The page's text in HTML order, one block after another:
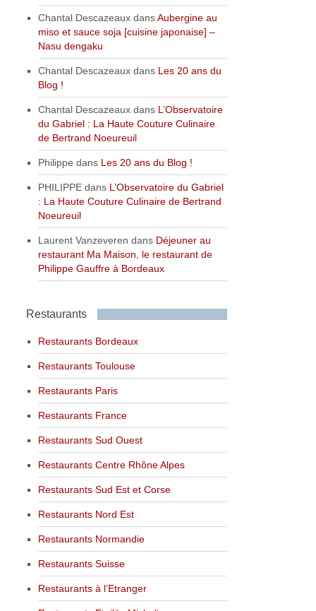
Chantal Descazeaux dansAubergine au
miso et sauce soja [cuisine japonaise] –
Nasu dengaku
Chantal Descazeaux dans Les 20 ans du
Blog !
Chantal Descazeaux dans L’Observatoire
du Gabriel : La Haute Couture Culinaire
de Bertrand Noeureuil
Philippe dans Les 20 ans du Blog !
PHILIPPE dans L’Observatoire du Gabriel
: La Haute Couture Culinaire de Bertrand
Noeureuil
Laurent Vanzeveren dans Déjeuner au
restaurant Ma Maison, le restaurant de
Philippe Gauffre à Bordeaux
Restaurants
Restaurants Bordeaux
Restaurants Toulouse
Restaurants Paris
Restaurants France
Restaurants Sud Ouest
Restaurants Centre Rhône Alpes
Restaurants Sud Est et Corse
Restaurants Nord Est
Restaurants Normandie
Restaurants Suisse
Restaurants à l’Etranger